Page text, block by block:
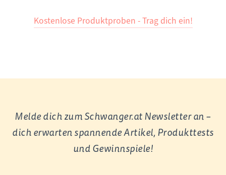
Kostenlose Produktproben - Trag dich ein!
Melde dich zum Schwanger.at Newsletter an –
dich erwarten spannende Artikel, Produkttests
und Gewinnspiele!